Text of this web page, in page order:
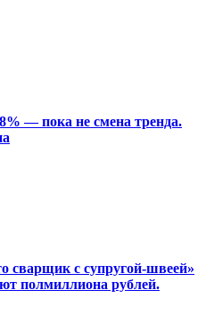
— пока не смена тренда.
сварщик с супругой-швеей»
полмиллиона рублей.